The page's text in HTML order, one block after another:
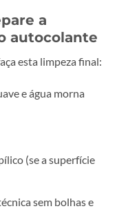
curtas
várias vezes, sem
pequenos
vezes funciona
mas ajuda em